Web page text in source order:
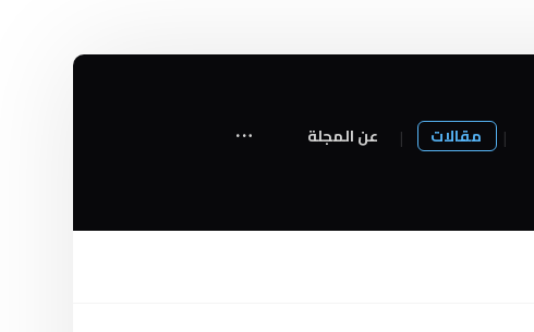
مقالات عن المجلة